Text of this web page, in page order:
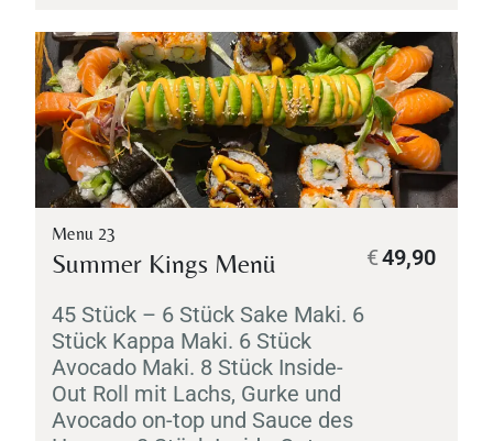
Menu 23
Summer Kings Menü
45 Stück – 6 Stück Sake Maki. 6
Stück Kappa Maki. 6 Stück
Avocado Maki. 8 Stück Inside-
Out Roll mit Lachs, Gurke und
Avocado on-top und Sauce des
49,90
€